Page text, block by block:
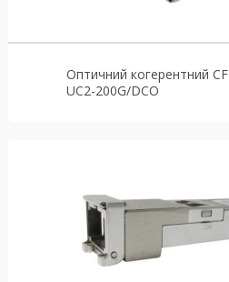
Оптичний когерентний
UC2-200G/DCO